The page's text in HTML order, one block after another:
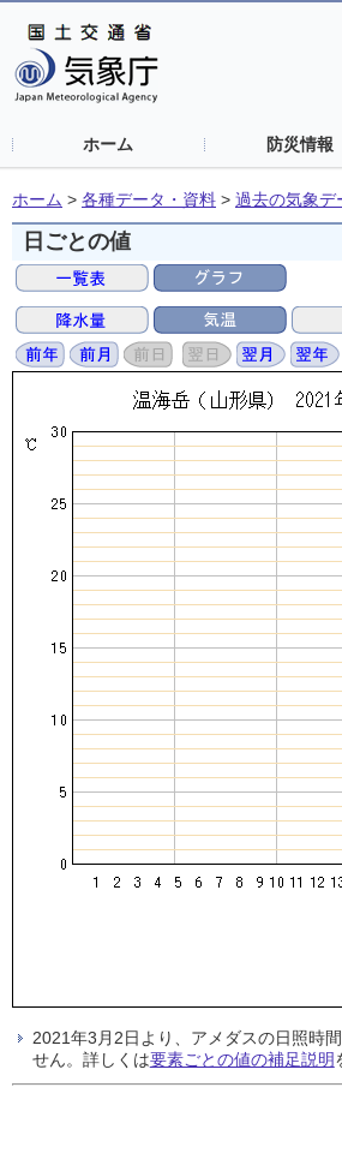
ホーム 防災情報
ホーム > 各種データ・資料 > 過去の気象デ
日ごとの値
2021年3月2日より、アメダスの日照時
せん。詳しくは要素ごとの値の補足説明